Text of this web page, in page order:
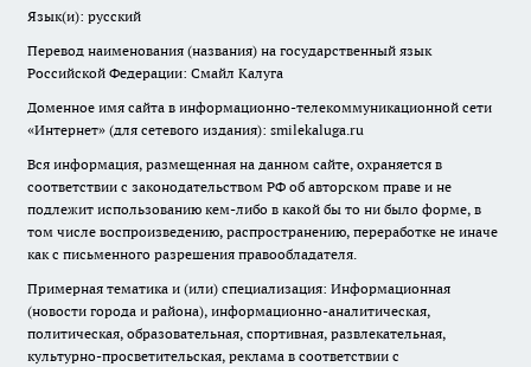
Язык(и): русский
Перевод наименования (названия) на государственный язык
Российской Федерации: Смайл Калуга
Доменное имя сайта в информационно-телекоммуникационной сети
«Интернет» (для сетевого издания): smilekaluga.ru
Вся информация, размещенная на данном сайте, охраняется в
соответствии с законодательством РФ об авторском праве и не
подлежит использованию кем-либо в какой бы то ни было форме, в
том числе воспроизведению, распространению, переработке не иначе
как с письменного разрешения правообладателя.
Примерная тематика и (или) специализация: Информационная
(новости города и района), информационно-аналитическая,
политическая, образовательная, спортивная, развлекательная,
культурно-просветительская, реклама в соответствии с